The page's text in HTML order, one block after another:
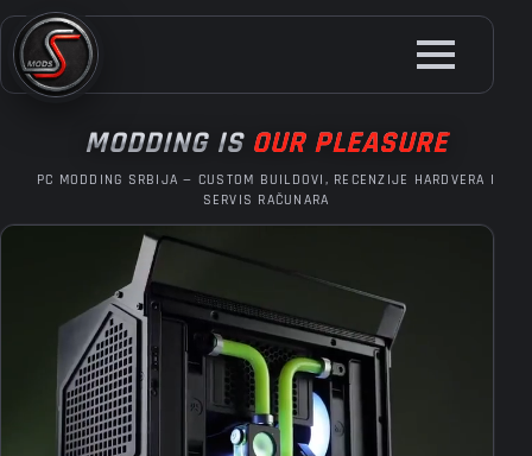
Skip
to
main
MODDING IS OUR PLEASURE
PC MODDING SRBIJA — CUSTOM BUILDOVI, RECENZIJE HARDVERA I
SERVIS RAČUNARA